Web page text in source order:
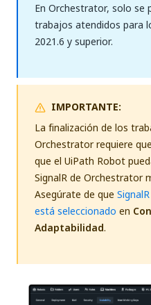
En Orchestrator, solo se
trabajos atendidos para
2021.6 y superior.
IMPORTANTE:
La finalización de los
Orchestrator requiere
que el UiPath Robot
SignalR de Orchestrator
Asegúrate de que
está seleccionado en
Adaptabilidad.